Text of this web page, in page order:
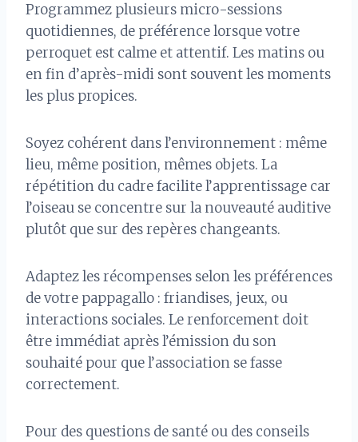
Programmez plusieurs micro-sessions
quotidiennes, de préférence lorsque votre
perroquet est calme et attentif. Les matins ou
en fin d’après-midi sont souvent les moments
les plus propices.
Soyez cohérent dans l’environnement : même
lieu, même position, mêmes objets. La
répétition du cadre facilite l’apprentissage car
l’oiseau se concentre sur la nouveauté auditive
plutôt que sur des repères changeants.
Adaptez les récompenses selon les préférences
de votre pappagallo : friandises, jeux, ou
interactions sociales. Le renforcement doit
être immédiat après l’émission du son
souhaité pour que l’association se fasse
correctement.
Pour des questions de santé ou des conseils